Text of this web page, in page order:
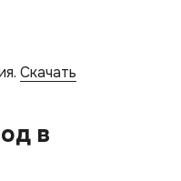
Скачать
в